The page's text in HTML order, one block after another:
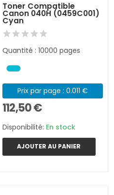
Toner Compatible
Canon 040H (0459C001)
Cyan
Quantité : 10000 pages
Prix par page : 0.011 €
112,50 €
Disponibilité: En stock
AJOUTER AU PANIER